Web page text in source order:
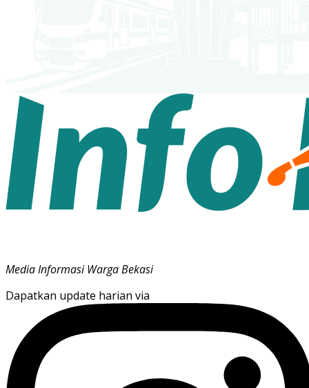
Media Informasi Warga Bekasi
Dapatkan update harian via